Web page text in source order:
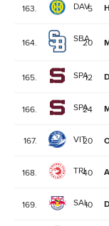
163. DAV5
164. SBA
20
165. SPA12
166. SPA24
167. VIT20
168. TRI40
169. SAL10